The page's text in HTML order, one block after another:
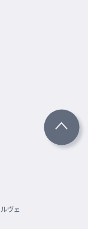
ヴェ